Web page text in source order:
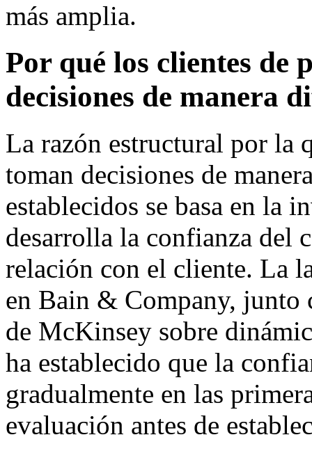
más amplia.
Por qué los clientes de
decisiones de manera
La razón estructural por la
toman decisiones de
establecidos se basa en la
desarrolla la confianza del
relación con el cliente. La
en Bain & Company, junto
de McKinsey sobre
ha establecido que la
gradualmente en las
evaluación antes de